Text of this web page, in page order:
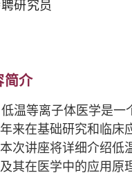
研究员
简介
低温等离子体医学是
来在基础研究和临床
次讲座将详细介绍低
其在医学中的应用原